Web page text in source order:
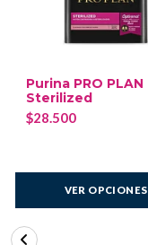
Purina PRO PLAN
Sterilized
$28.500
VER OPCIONES